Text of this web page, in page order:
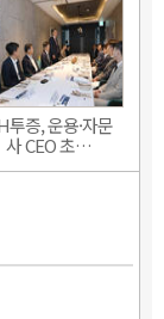
투증, 운용·자문
사 CEO 초…